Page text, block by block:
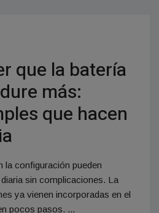
que la batería
más:
que hacen
la configuración pueden
sin complicaciones. La
ya vienen incorporadas en el
pocos pasos. ...